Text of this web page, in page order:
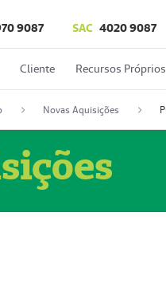
9087 SAC 4020 9087
Cliente Recursos Próprios
Novas Aquisições